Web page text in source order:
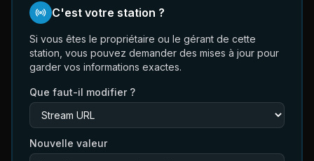
C'est votre station ?
Si vous êtes le propriétaire ou le gérant de cette
station, vous pouvez demander des mises à jour pour
garder vos informations exactes.
Que faut-il modifier ?
Nouvelle valeur